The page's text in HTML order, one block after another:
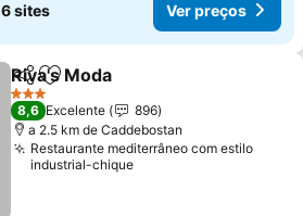
6 sites Ver preços
PartilharAdicionar aos favoritos
Riva's Moda
3 Estrelas
8,6 Excelente
896
a 2.5 km de Caddebostan
Restaurante mediterrâneo com estilo
industrial-chique